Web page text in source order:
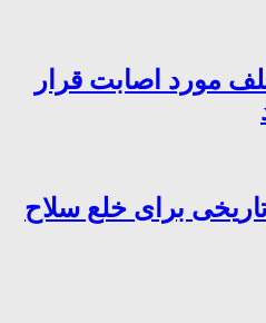
مورد اصابت قرار
برای خلع سلاح